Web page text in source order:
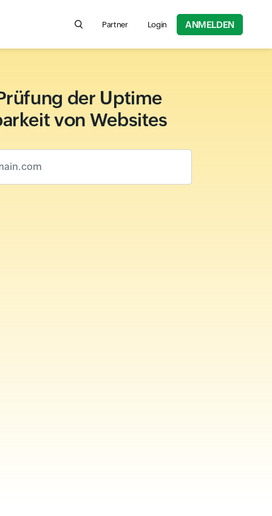
Search for product information, help articles,
Partner Login ANMELDEN
der Uptime
von Websites